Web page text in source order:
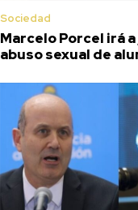
Sociedad
Marcelo Porcel irá
abuso sexual de